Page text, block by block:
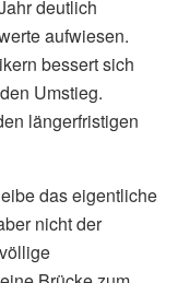
deutlich
aufwiesen.
bessert sich
Umstieg.
längerfristigen
das eigentliche
nicht der